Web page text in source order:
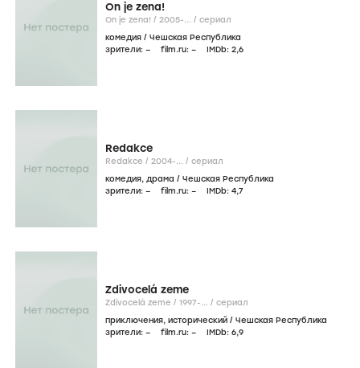
On je zena!
On je zena! / 2005-... / сериал
комедия / Чешская Республика
зрители: – film.ru: – IMDb: 2,6
Redakce
Redakce / 2004-... / сериал
комедия, драма / Чешская Республика
зрители: – film.ru: – IMDb: 4,7
Zdivocelá zeme
Zdivocelá zeme / 1997-... / сериал
приключения, исторический / Чешская Республика
зрители: – film.ru: – IMDb: 6,9